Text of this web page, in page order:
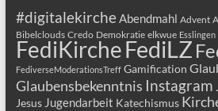
#digitalekircheAbendmahl Advent
Bibelclouds Credo Demokratie elkwue Esslingen
FediKircheFediLZ
FediverseModerationsTreff Gamification
Glaubensbekenntnis Instagram
Jesus Jugendarbeit Katechismus